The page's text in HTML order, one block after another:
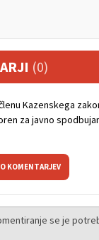
(0)
Kazenskega
za javno
KOMENTARJEV